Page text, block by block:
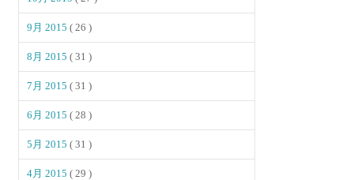
9月 2015( 26 )
8月 2015( 31 )
7月 2015( 31 )
6月 2015( 28 )
5月 2015( 31 )
4月 2015( 29 )